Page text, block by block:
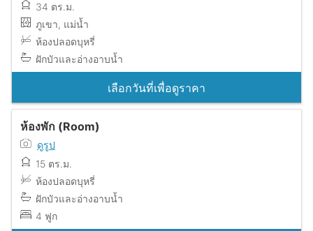
34 ตร.ม.
ภูเขา, แม่น้ำ
ห้องปลอดบุหรี่
ฝักบัวและอ่างอาบน้ำ
เลือกวันที่เพื่อดูราคา
ห้องพัก (Room)
ดูรูป
15 ตร.ม.
ห้องปลอดบุหรี่
ฝักบัวและอ่างอาบน้ำ
4 ฟูก